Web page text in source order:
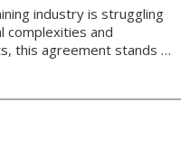
industry is struggling
complexities and
this agreement stands …